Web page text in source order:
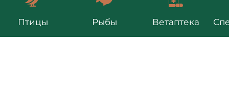
Птицы Рыбы Ветаптека